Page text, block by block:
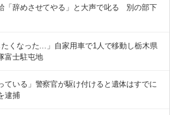
「辞めさせてやる」と大声で叱る 別の部下
くなった…」自家用車で1人で移動し栃木県
富士駐屯地
ている」警察官が駆け付けると遺体はすでに
逮捕